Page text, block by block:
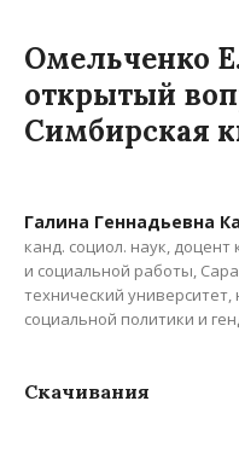
Омельченко
открытый
Симбирская
Галина Геннадьевна
канд. социол. наук,
и социальной работы,
технический
социальной политики и
Скачивания